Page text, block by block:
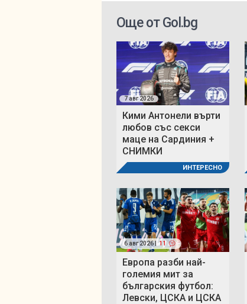
Още от Gol.bg
7 авг 2026
Кими Антонели върти
любов със секси
маце на Сардиния +
СНИМКИ
ИНТЕРЕСНО
6 авг 2026 | 11
Европа разби най-
големия мит за
българския футбол:
Левски, ЦСКА и ЦСКА